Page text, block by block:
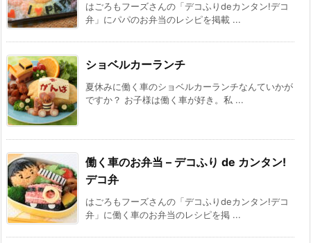
はごろもフーズさんの「デコふりdeカンタン!デコ
弁」にパパのお弁当のレシピを掲載 ...
ショベルカーランチ
夏休みに働く車のショベルカーランチなんていかが
ですか？ お子様は働く車が好き。私 ...
働く車のお弁当 – デコふり de カンタン!
デコ弁
はごろもフーズさんの「デコふりdeカンタン!デコ
弁」に働く車のお弁当のレシピを掲 ...